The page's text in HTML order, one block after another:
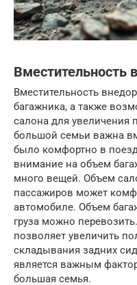
Вместительность
Вместительность
багажника, а также
салона для увеличения
большой семьи важна
было комфортно в
внимание на объем
много вещей. Объем
пассажиров может
автомобиле. Объем
груза можно
позволяет увеличить
складывания задних
является важным
большая семья.